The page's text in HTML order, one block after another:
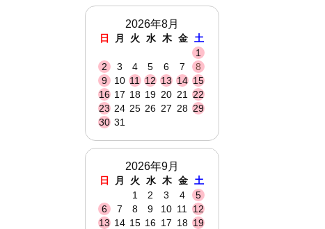
2026年8月
日 月 火 水 木 金
土
1
2
3 4 5 6 7
8
9
10 11 12 13 14 15
16 17 18 19 20 21 22
23 24 25 26 27 28 29
30 31
2026年9月
日 月 火 水 木 金
土
1
2 3 4
5
6
7 8 9 10 11
12
13 14 15 16 17 18 19